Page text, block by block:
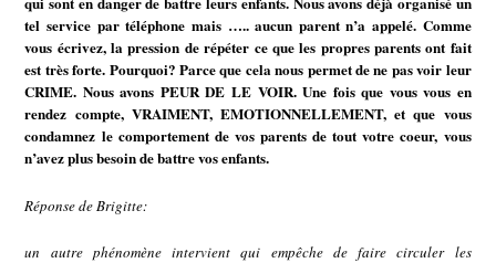
tel service par téléphone mais ….. aucun parent n’a appelé. Comme
vous écrivez, la pression de répéter ce que les propres parents ont fait
est très forte. Pourquoi? Parce que cela nous permet de ne pas voir leur
CRIME. Nous avons PEUR DE LE VOIR. Une fois que vous vous en
rendez compte, VRAIMENT, EMOTIONNELLEMENT, et que vous
condamnez le comportement de vos parents de tout votre coeur, vous
n’avez plus besoin de battre vos enfants.
Réponse de Brigitte:
un autre phénomène intervient qui empêche de faire circuler les